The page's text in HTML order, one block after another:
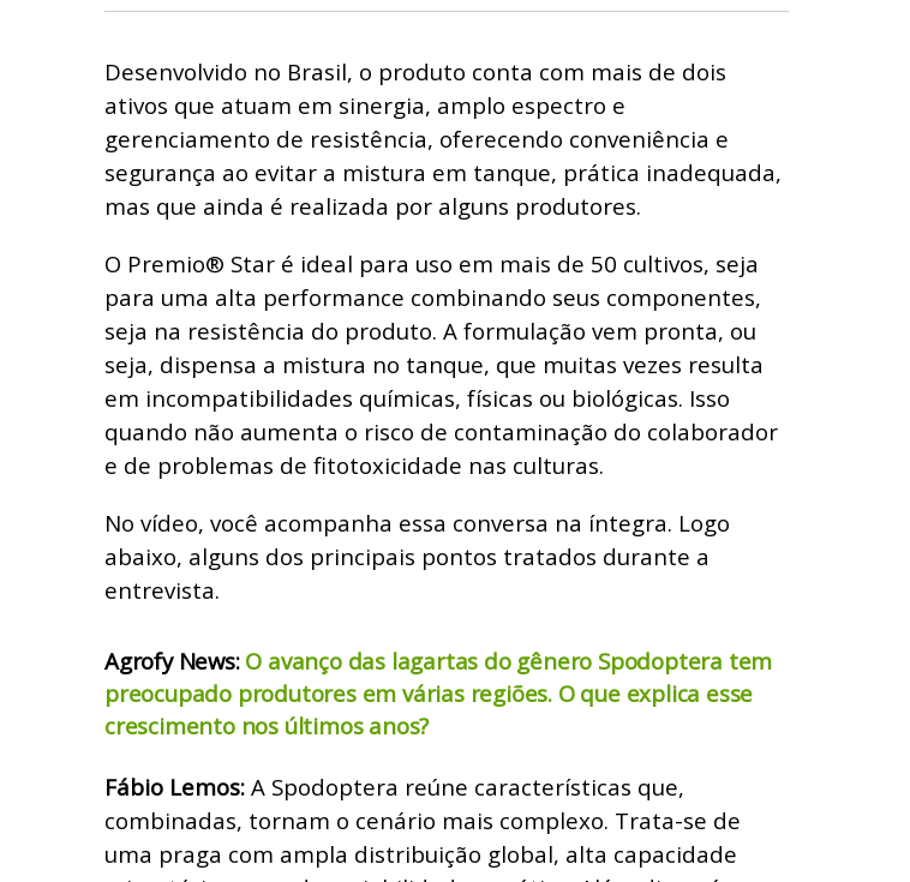
Desenvolvido no Brasil, o produto conta com mais de dois
ativos que atuam em sinergia, amplo espectro e
gerenciamento de resistência, oferecendo conveniência e
segurança ao evitar a mistura em tanque, prática inadequada,
mas que ainda é realizada por alguns produtores.
O Premio® Star é ideal para uso em mais de 50 cultivos, seja
para uma alta performance combinando seus componentes,
seja na resistência do produto. A formulação vem pronta, ou
seja, dispensa a mistura no tanque, que muitas vezes resulta
em incompatibilidades químicas, físicas ou biológicas. Isso
quando não aumenta o risco de contaminação do colaborador
e de problemas de fitotoxicidade nas culturas.
No vídeo, você acompanha essa conversa na íntegra. Logo
abaixo, alguns dos principais pontos tratados durante a
entrevista.
Agrofy News:O avanço das lagartas do gênero Spodoptera tem
preocupado produtores em várias regiões. O que explica esse
crescimento nos últimos anos?
Fábio Lemos: A Spodoptera reúne características que,
combinadas, tornam o cenário mais complexo. Trata-se de
uma praga com ampla distribuição global, alta capacidade